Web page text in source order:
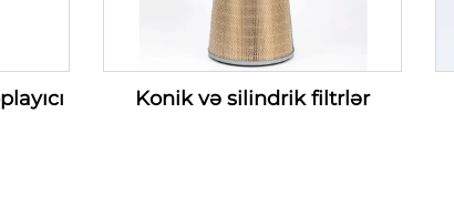
Konik və silindrik filtrlər